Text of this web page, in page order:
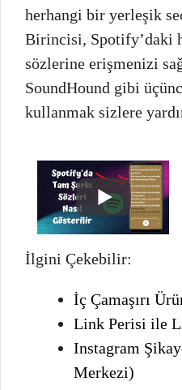
herhangi bir yerleşik
Birincisi, Spotify’daki
sözlerine erişmenizi
SoundHound gibi
kullanmak sizlere
İlgini Çekebilir:
İç Çamaşırı
Link Perisi ile
Instagram
Merkezi)